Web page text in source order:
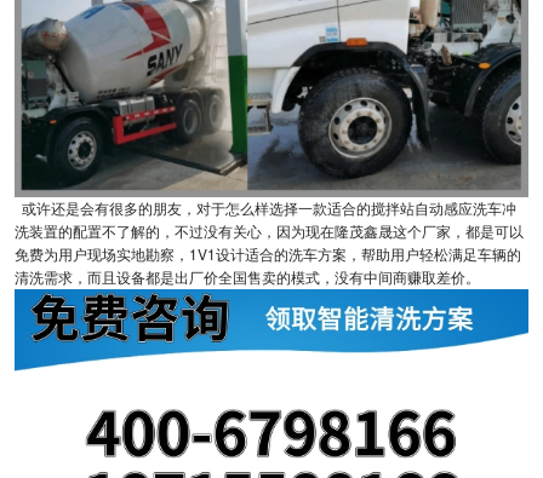
或许还是会有很多的朋友，对于怎么样选择一款适合的搅拌站自动感应洗车冲
洗装置的配置不了解的，不过没有关心，因为现在隆茂鑫晟这个厂家，都是可以
免费为用户现场实地勘察，1V1设计适合的洗车方案，帮助用户轻松满足车辆的
清洗需求，而且设备都是出厂价全国售卖的模式，没有中间商赚取差价。